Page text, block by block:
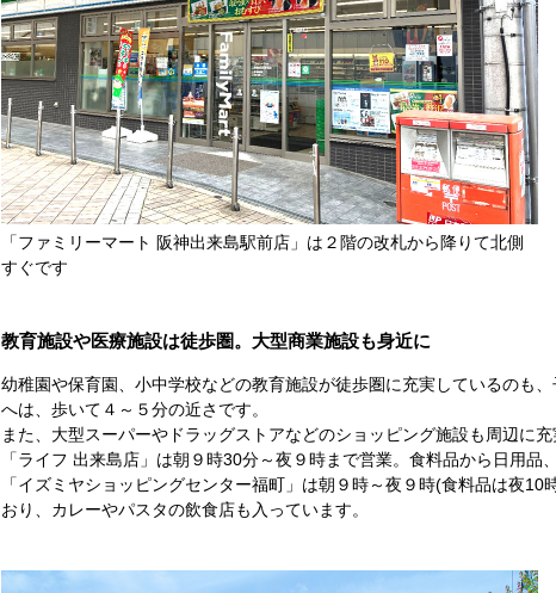
「ファミリーマート 阪神出来島駅前店」は２階の改札から降りて北側
すぐです
教育施設や医療施設は徒歩圏。大型商業施設も身近に
幼稚園や保育園、小中学校などの教育施設が徒歩圏に充実しているのも
へは、歩いて４～５分の近さです。
また、大型スーパーやドラッグストアなどのショッピング施設も周辺に充
「ライフ 出来島店」は朝９時30分～夜９時まで営業。食料品から日用品
「イズミヤショッピングセンター福町」は朝９時～夜９時(食料品は夜
おり、カレーやパスタの飲食店も入っています。